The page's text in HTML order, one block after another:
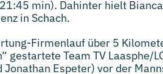
min). Dahinter hielt
in Schach.
Firmenlauf über 5
gestartete Team TV Laasphe/
Jonathan Espeter) vor der